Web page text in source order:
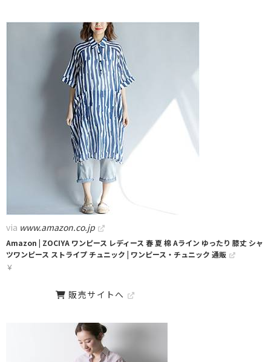
via www.amazon.co.jp
Amazon | ZOCIYA ワンピース レディース 春 夏 棉 Aライン ゆったり 膝丈 シャ
ツワンピース ストライプ チュニック | ワンピース・チュニック 通販
￥
販売サイトへ